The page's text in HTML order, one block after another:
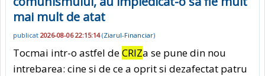
mai mult de atat
publicat 2026-08-06 22:15:14(Ziarul-Financiar)
Tocmai intr-o astfel deCRIZa se pune din nou
intrebarea: cine si de ce a oprit si dezafectat patru